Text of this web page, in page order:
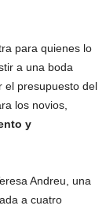
para quienes lo
a una boda
el presupuesto del
los novios,
y
Andreu, una
a cuatro